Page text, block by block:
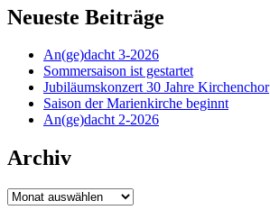
Neueste Beiträge
An(ge)dacht 3-2026
Sommersaison ist gestartet
Jubiläumskonzert 30 Jahre Kirchenchor
Saison der Marienkirche beginnt
An(ge)dacht 2-2026
Archiv
Archiv